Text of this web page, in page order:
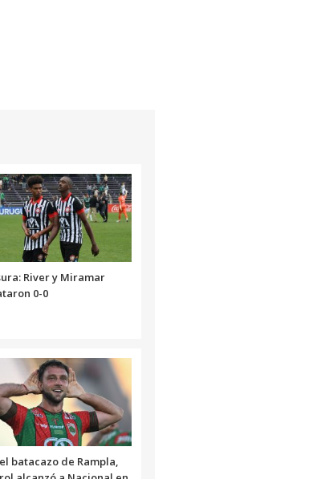
River y Miramar
0-0
batacazo de Rampla,